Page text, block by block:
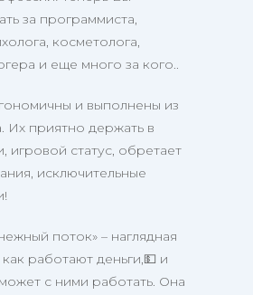
за программиста,
косметолога,
и еще много за кого..
и выполнены из
Их приятно держать в
игровой статус, обретает
исключительные
поток» – наглядная
работают деньги,💵 и
с ними работать. Она